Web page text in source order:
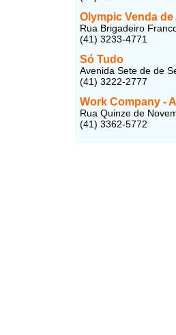
Olympic Venda
Rua Brigadeiro
(41) 3233-4771
Só Tudo
Avenida Sete de de
(41) 3222-2777
Work Company -
Rua Quinze de
(41) 3362-5772